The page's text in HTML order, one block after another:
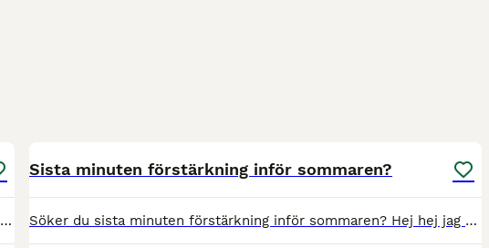
If you enjoy dressage you will love this vacancy. We are currently looking for someone to join our team of home grooms at our own private Olympic level dressage stable located in Antwerp, Belgium. We
Sista minuten förstärkning inför sommaren?
Söker du sista minuten förstärkning inför sommaren? Hej hej jag heter Freja och är 20 och söker nu en plats jag kan spendera sommaren på. Senaste månaderna har jag varit ute och rest i min campervan